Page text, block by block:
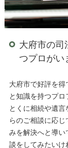
大府市の司
つプロがい
大府市で好評を
と知識を持つプロ
とくに相続や遺
らのご相談に応
みを解決へと導
談をしてみたい